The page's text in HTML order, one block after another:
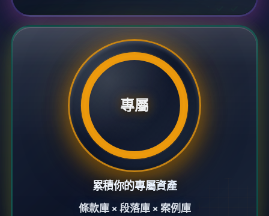
專屬
累積你的專屬資產
條款庫 × 段落庫 × 案例庫